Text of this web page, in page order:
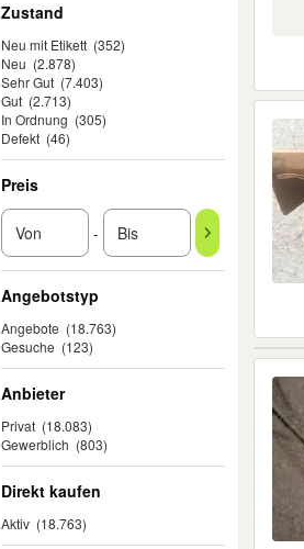
Zustand
Neu mit Etikett (352)
Neu (2.878)
Sehr Gut (7.403)
Gut (2.713)
In Ordnung (305)
Defekt (46)
Preis
-
Angebotstyp
Angebote (18.763)
Gesuche (123)
Anbieter
Privat (18.083)
Gewerblich (803)
Direkt kaufen
Aktiv (18.763)